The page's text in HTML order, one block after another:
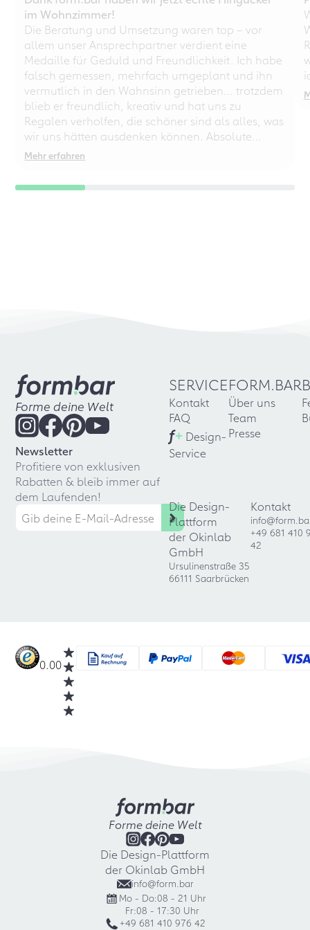
im Wohnzimmer!
Die Beratung und Umsetzung waren top – vor
allem unser Ansprechpartner verdient eine
Medaille für Geduld und Freundlichkeit. Ich habe
falsch gemessen, mehrfach umgeplant und ihn
vermutlich in den Wahnsinn getrieben… trotzdem
blieb er freundlich, kreativ und hat uns zu
Regalen verholfen, die schöner sind als alles, was
wir uns hätten ausdenken können. Absolute
Empfehlung – auch für chaotische
Mehr erfahren
Forme deine Welt
Newsletter
Profitiere von exklusiven
Rabatten & bleib immer auf
dem Laufenden!
SERVICE
Kontakt
FAQ
f+ Design-
Service
FORM.BAR
Über uns
Team
Presse
Die Design-
Plattform
der Okinlab
GmbH
Ursulinenstraße 35
66111 Saarbrücken
Kontakt
+49 681 410
42
0.00
Forme deine Welt
Die Design-Plattform
der Okinlab GmbH
info@form.bar
Mo - Do:08 - 21 Uhr
Fr:08 - 17:30 Uhr
+49 681 410 976 42